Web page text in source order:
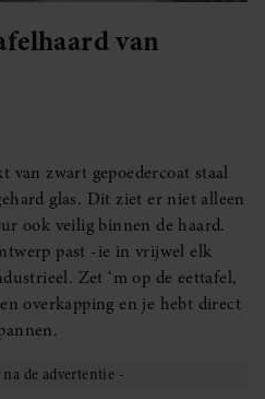
van
van zwart gepoedercoat staal
glas. Dit ziet er niet alleen
ook veilig binnen de haard.
past -ie in vrijwel elk
Zet ‘m op de eettafel,
overkapping en je hebt direct